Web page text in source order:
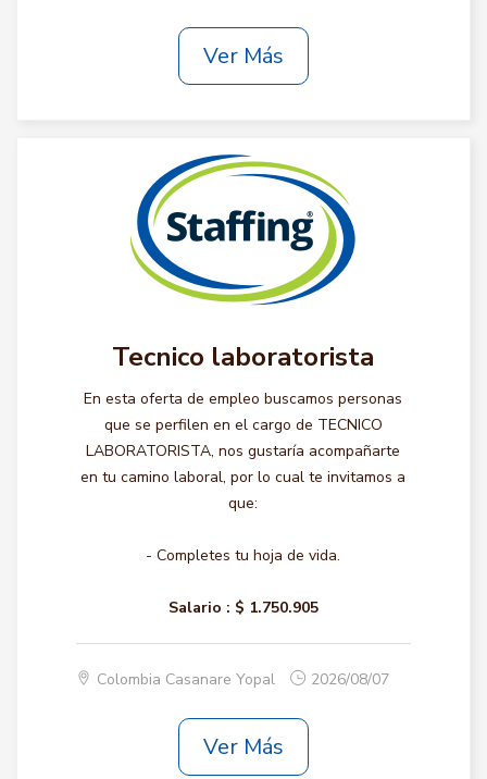
Ver Más
Tecnico laboratorista
En esta oferta de empleo buscamos personas
que se perfilen en el cargo de TECNICO
LABORATORISTA, nos gustaría acompañarte
en tu camino laboral, por lo cual te invitamos a
que:
- Completes tu hoja de vida.
Salario : $ 1.750.905
Colombia Casanare Yopal 2026/08/07
Ver Más